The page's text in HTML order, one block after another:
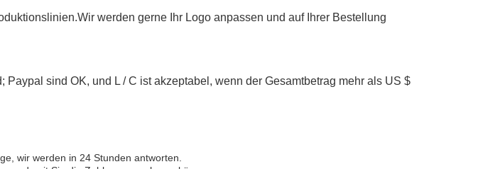
werden gerne Ihr Logo anpassen und auf Ihrer Bestellung
sind OK, und L / C ist akzeptabel, wenn der Gesamtbetrag mehr als US $
wir werden in 24 Stunden antworten.